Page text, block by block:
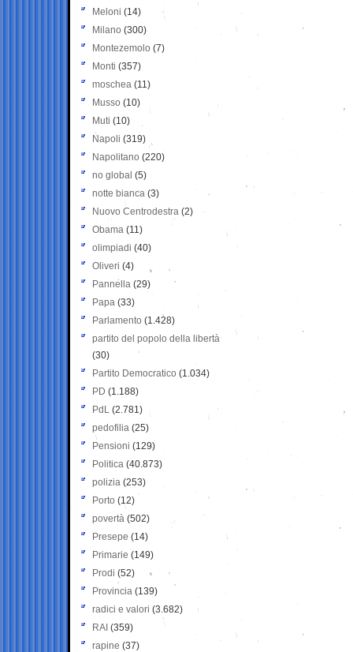
Meloni (14)
Milano (300)
Montezemolo (7)
Monti (357)
moschea (11)
Musso (10)
Muti (10)
Napoli (319)
Napolitano (220)
no global (5)
notte bianca (3)
Nuovo Centrodestra (2)
Obama (11)
olimpiadi (40)
Oliveri (4)
Pannella (29)
Papa (33)
Parlamento (1.428)
partito del popolo della libertà
(30)
Partito Democratico (1.034)
PD (1.188)
PdL (2.781)
pedofilia (25)
Pensioni (129)
Politica (40.873)
polizia (253)
Porto (12)
povertà (502)
Presepe (14)
Primarie (149)
Prodi (52)
Provincia (139)
radici e valori (3.682)
RAI (359)
rapine (37)